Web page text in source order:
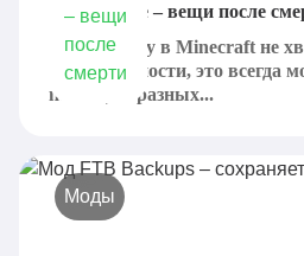
Мод Corpse – вещи после
Если игроку в Minecraft не
реалистичности, это всегда
помощью разных...
Моды